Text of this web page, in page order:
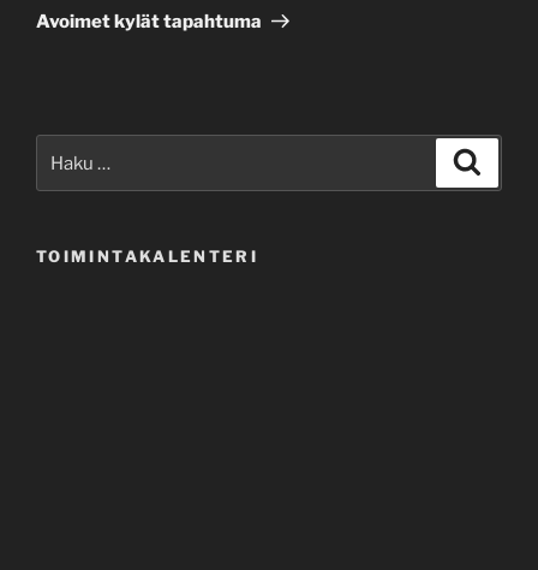
artikkeli
Avoimet kylät tapahtuma
TOIMINTAKALENTERI